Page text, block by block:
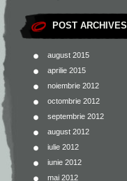
POST ARCHIVES
august 2015
aprilie 2015
noiembrie 2012
octombrie 2012
septembrie 2012
august 2012
iulie 2012
iunie 2012
mai 2012